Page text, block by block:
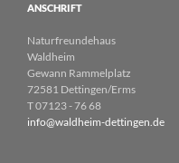
ANSCHRIFT
Naturfreundehaus
Waldheim
Gewann Rammelplatz
72581 Dettingen/Erms
T 07123 - 76 68
info@waldheim-dettingen.de